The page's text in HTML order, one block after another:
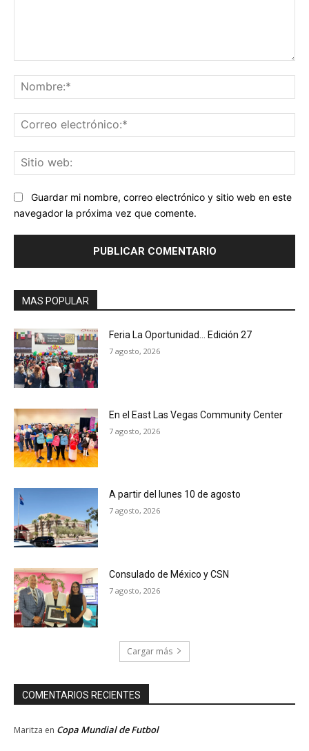
Guardar mi nombre, correo electrónico y sitio web en este
navegador la próxima vez que comente.
MAS POPULAR
Feria La Oportunidad… Edición 27
7 agosto, 2026
En el East Las Vegas Community Center
7 agosto, 2026
A partir del lunes 10 de agosto
7 agosto, 2026
Consulado de México y CSN
7 agosto, 2026
Cargar más
COMENTARIOS RECIENTES
Maritza en Copa Mundial de Futbol